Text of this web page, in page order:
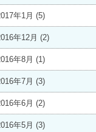
年1月 (5)
年12月 (2)
年8月 (1)
年7月 (3)
年6月 (2)
年5月 (3)